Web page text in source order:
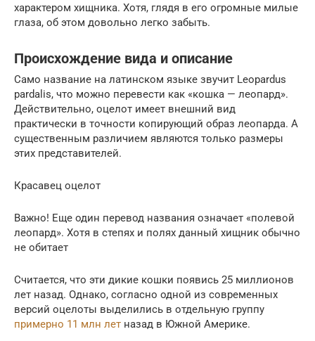
характером хищника. Хотя, глядя в его огромные милые
глаза, об этом довольно легко забыть.
Происхождение вида и описание
Само название на латинском языке звучит Leopardus
pardalis, что можно перевести как «кошка — леопард».
Действительно, оцелот имеет внешний вид
практически в точности копирующий образ леопарда. А
существенным различием являются только размеры
этих представителей.
Красавец оцелот
Важно! Еще один перевод названия означает «полевой
леопард». Хотя в степях и полях данный хищник обычно
не обитает
Считается, что эти дикие кошки появись 25 миллионов
лет назад. Однако, согласно одной из современных
версий оцелоты выделились в отдельную группу
примерно 11 млн лет назад в Южной Америке.